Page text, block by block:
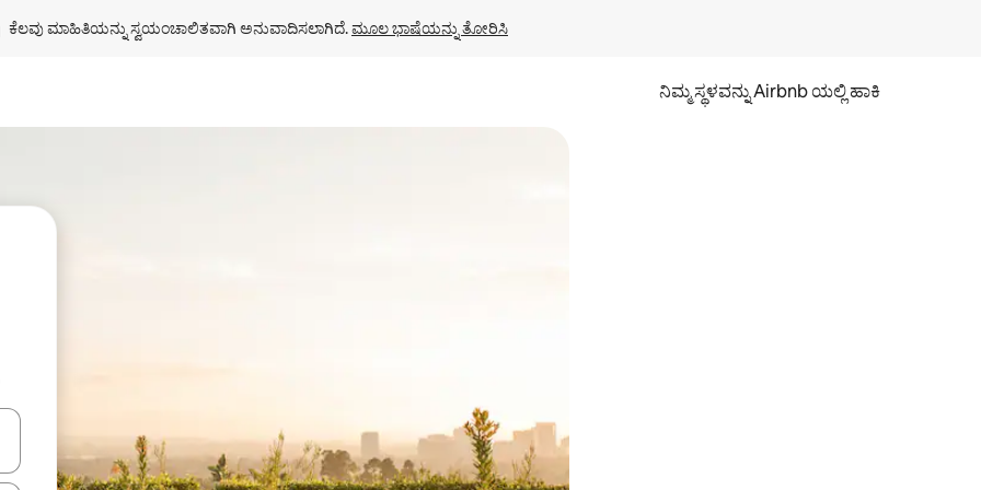
ಕೆಲವು ಮಾಹಿತಿಯನ್ನು ಸ್ವಯಂಚಾಲಿತವಾಗಿ ಅನುವಾದಿಸಲಾಗಿದೆ. ಮೂಲ ಭಾಷೆಯನ್ನು ತೋರಿಸಿ
ನಿಮ್ಮ ಸ್ಥಳವನ್ನು Airbnb ಯಲ್ಲಿ ಹಾಕಿ
ನ್ಯಾವಿಗೇಟ್ ಮಾಡಿ ಅಥವಾ ಸ್ಪರ್ಶ ಅಥವಾ ಸ್ವೈಪ್ ಗೆಸ್ಚರ್‌ಗಳ ಮೂಲಕ ಅನ್ವೇಷಿಸಿ.